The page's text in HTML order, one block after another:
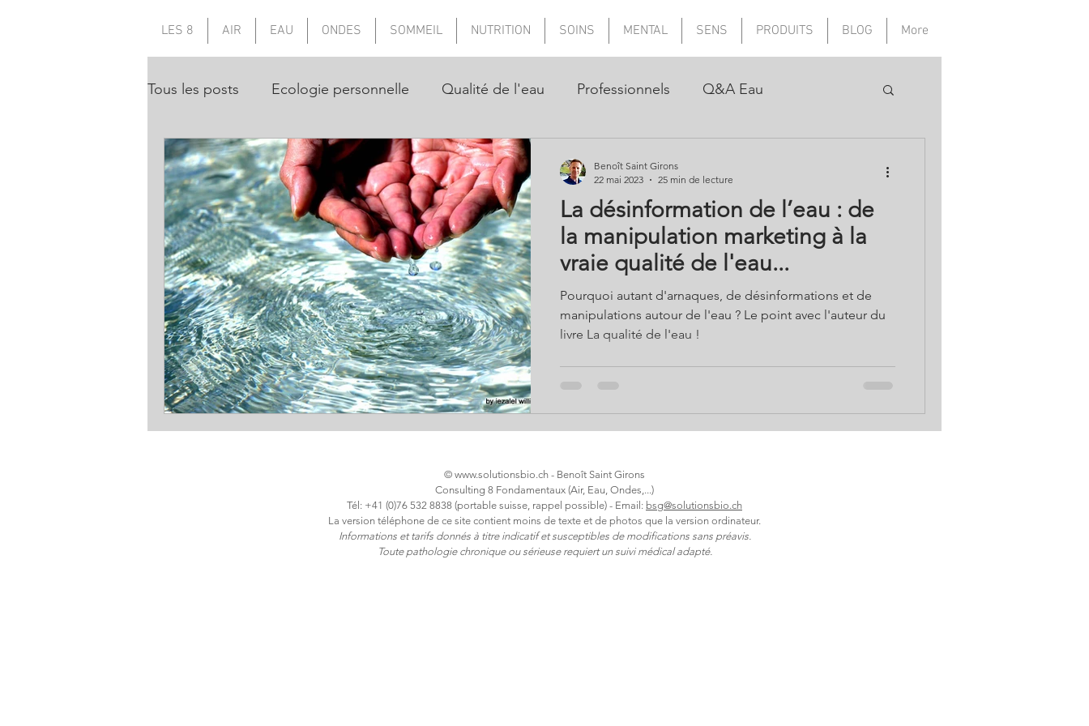
LES 8 AIR EAU ONDES SOMMEIL NUTRITION SOINS MENTAL SENS PRODUITS BLOG More
Tous les posts Ecologie personnelle Qualité de l'eau Professionnels Q&A Eau
La désinformation de l’eau : de
la manipulation marketing à la
vraie qualité de l'eau...
Pourquoi autant d'arnaques, de désinformations et de
manipulations autour de l'eau ? Le point avec l'auteur du
livre La qualité de l'eau !
Benoît Saint Girons
22 mai 2023
25 min de lecture
© www.solutionsbio.ch - Benoît Saint Girons
Consulting 8 Fondamentaux (Air, Eau, Ondes,...)
Tél: +41 (0)76 532 8838 (portable suisse, rappel possible) - Email: bsg@solutionsbio.ch
La version téléphone de ce site contient moins de texte et de photos que la version ordinateur.
​Informations et tarifs donnés à titre indicatif et susceptibles de modifications sans préavis.
Toute pathologie chronique ou sérieuse requiert un suivi médical adapté.